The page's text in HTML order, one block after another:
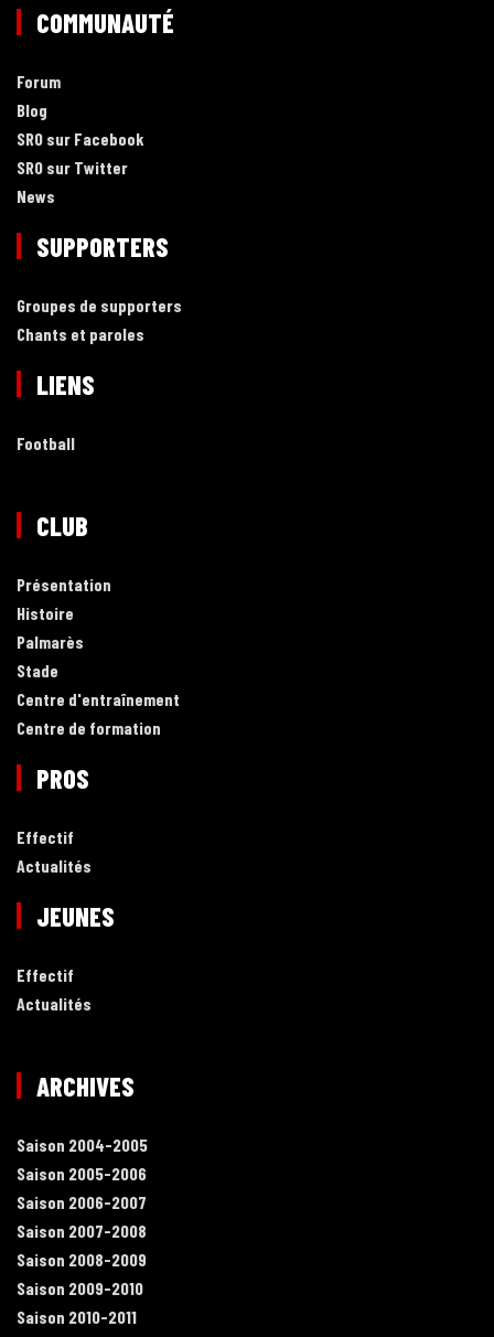
COMMUNAUTÉ
Forum
Blog
SRO sur Facebook
SRO sur Twitter
News
SUPPORTERS
Groupes de supporters
Chants et paroles
LIENS
Football
CLUB
Présentation
Histoire
Palmarès
Stade
Centre d'entraînement
Centre de formation
PROS
Effectif
Actualités
JEUNES
Effectif
Actualités
ARCHIVES
Saison 2004-2005
Saison 2005-2006
Saison 2006-2007
Saison 2007-2008
Saison 2008-2009
Saison 2009-2010
Saison 2010-2011